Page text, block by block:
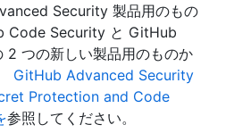
Security 製品用のもの
Code Security と GitHub
つの新しい製品用のものか
GitHub Advanced Security
Protection and Code
参照してください。